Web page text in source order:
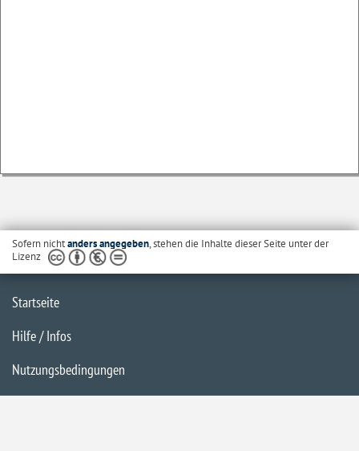
Sofern nichtanders angegeben, stehen die Inhalte dieser Seite unter der
Lizenz
Startseite
Hilfe / Infos
Nutzungsbedingungen